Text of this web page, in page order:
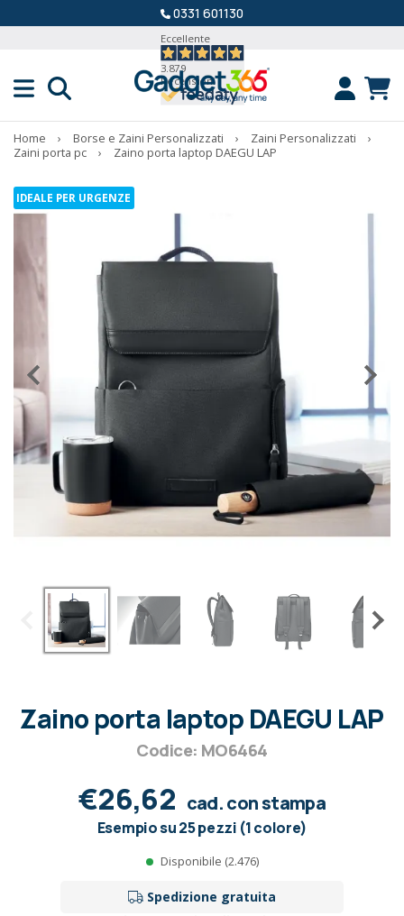
0331 601130
Eccellente
3.879
Recensioni
Home › Borse e Zaini Personalizzati › Zaini Personalizzati
›
Zaini porta pc
› Zaino porta laptop DAEGU LAP
IDEALE PER URGENZE
Zaino porta laptop DAEGU LAP
Codice: MO6464
€26,62 cad. con stampa
Esempio su 25 pezzi (1 colore)
Disponibile (2.476)
Spedizione gratuita